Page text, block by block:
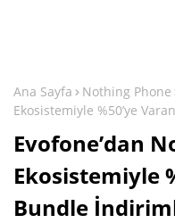
Ana Sayfa Nothing Phone
Ekosistemiyle %50’ye
Evofone’dan
Ekosistemiyle
Bundle